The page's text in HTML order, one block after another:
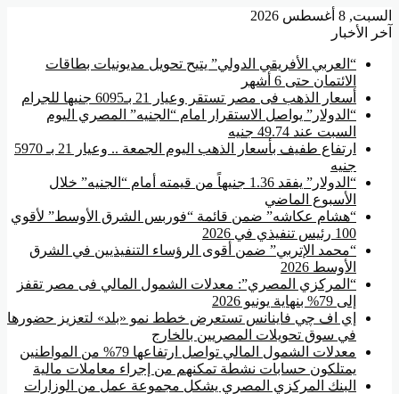
8 أغسطس 2026
الأخبار
“العربي الأفريقي الدولي” يتيح تحويل مديونيات بطاقات
الائتمان حتى 6 أشهر
أسعار الذهب فى مصر تستقر وعيار 21 بـ6095 جنيها للجرام
“الدولار” يواصل الاستقرار امام “الجنيه” المصري اليوم
السبت عند 49.74 جنيه
ارتفاع طفيف بأسعار الذهب اليوم الجمعة .. وعيار 21 بـ 5970
جنيه
“الدولار” يفقد 1.36 جنيهاً من قيمته أمام “الجنيه” خلال
الأسبوع الماضي
“هشام عكاشه” ضمن قائمة “فوربس الشرق الأوسط” لأقوي
100 رئيس تنفيذي في 2026
“محمد الإتربي” ضمن أقوى الرؤساء التنفيذيين في الشرق
الأوسط 2026
“المركزي المصري”: معدلات الشمول المالي فى مصر تقفز
إلى 79% بنهاية يونيو 2026
إي اف چي فاينانس تستعرض خطط نمو «بلد» لتعزيز حضورها
في سوق تحويلات المصريين بالخارج
معدلات الشمول المالي تواصل ارتفاعها 79% من المواطنين
يمتلكون حسابات نشطة تمكنهم من إجراء معاملات مالية
البنك المركزي المصري يشكل مجموعة عمل من الوزارات